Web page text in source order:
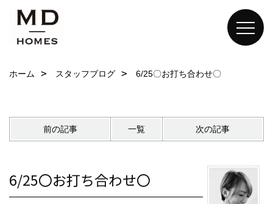
ホーム スタッフブログ 6/25〇お打ち合わせ〇
前の記事 一覧 次の記事
6/25〇お打ち合わせ〇